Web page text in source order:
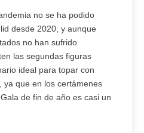
no se ha podido
desde 2020, y aunque
no han sufrido
las segundas figuras
ideal para topar con
ya que en los certámenes
de fin de año es casi un